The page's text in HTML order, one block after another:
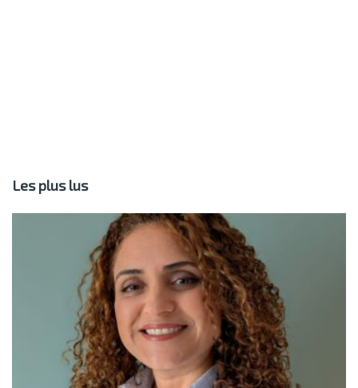
Les plus lus